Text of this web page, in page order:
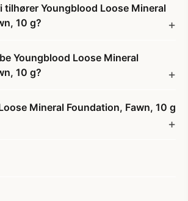
tilhører Youngblood Loose Mineral
10 g?
Youngblood Loose Mineral
10 g?
Mineral Foundation, Fawn, 10 g